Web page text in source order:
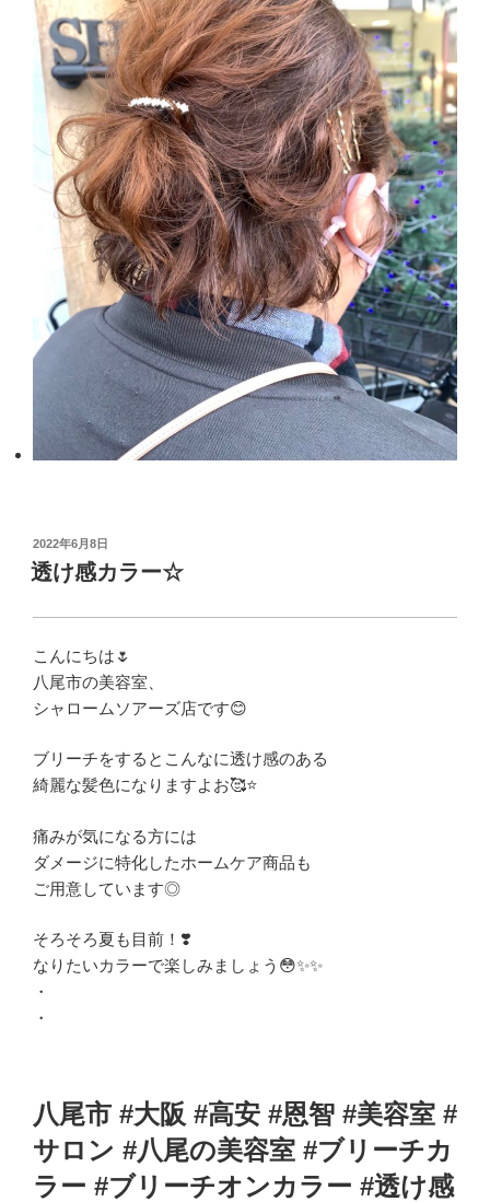
投
稿
日:
2022年6月8日
透け感カラー☆
こんにちは🌷
八尾市の美容室、
シャロームソアーズ店です😊
ブリーチをするとこんなに透け感のある
綺麗な髪色になりますよお🥰⭐️
痛みが気になる方には
ダメージに特化したホームケア商品も
ご用意しています◎
そろそろ夏も目前！❣️
なりたいカラーで楽しみましょう😳✨✨
・
・
八尾市 #大阪 #高安 #恩智 #美容室 #
サロン #八尾の美容室 #ブリーチカ
ラー #ブリーチオンカラー #透け感